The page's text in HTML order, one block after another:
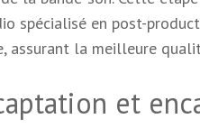
spécialisé en post-
assurant la meilleure
et